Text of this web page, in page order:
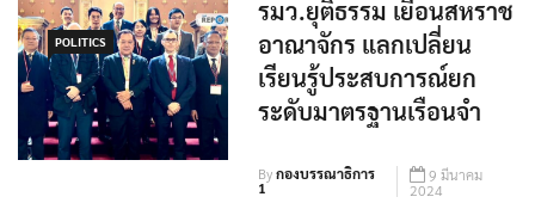
POLITICS
รมว.ยุติธรรม เยือนสหราช
อาณาจักร แลกเปลี่ยน
เรียนรู้ประสบการณ์ยก
ระดับมาตรฐานเรือนจำ
Byกองบรรณาธิการ
1
9 มีนาคม
2024